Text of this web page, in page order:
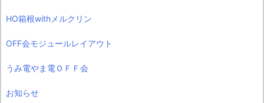
HO箱根withメルクリン
OFF会モジュールレイアウト
うみ電やま電ＯＦＦ会
お知らせ